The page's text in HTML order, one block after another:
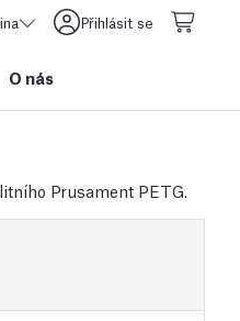
Přihlásit se
O nás
Prusament PETG.